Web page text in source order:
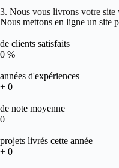
3. Nous vous livrons votre site
Nous mettons en ligne un site
de clients satisfaits
0 %
années d'expériences
+ 0
de note moyenne
0
projets livrés cette année
+ 0